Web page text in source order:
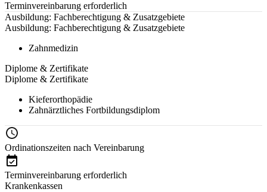
Terminvereinbarung erforderlich
Ausbildung: Fachberechtigung & Zusatzgebiete
Ausbildung: Fachberechtigung & Zusatzgebiete
Zahnmedizin
Diplome & Zertifikate
Diplome & Zertifikate
Kieferorthopädie
Zahnärztliches Fortbildungsdiplom
Ordinationszeiten nach Vereinbarung
Terminvereinbarung erforderlich
Krankenkassen